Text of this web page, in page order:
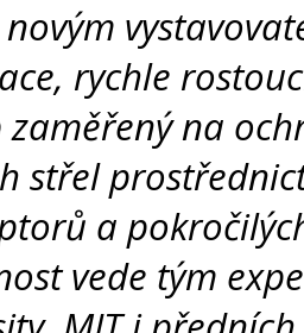
rychle
na
střel
a
vede tým